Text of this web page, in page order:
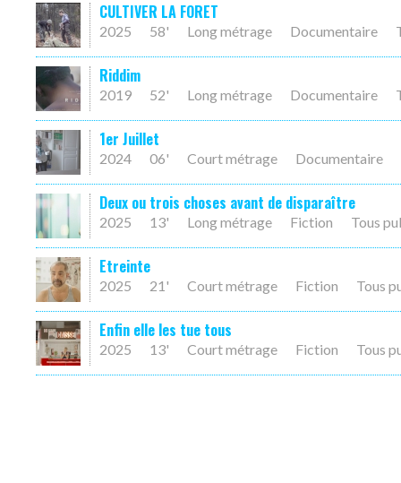
CULTIVER LA FORET
2025 58' Long métrage Documentaire
Riddim
2019 52' Long métrage Documentaire
1er Juillet
2024 06' Court métrage Documentaire
Deux ou trois choses avant de disparaître
2025 13' Long métrage Fiction Tous
Etreinte
2025 21' Court métrage Fiction Tous
Enfin elle les tue tous
2025 13' Court métrage Fiction Tous